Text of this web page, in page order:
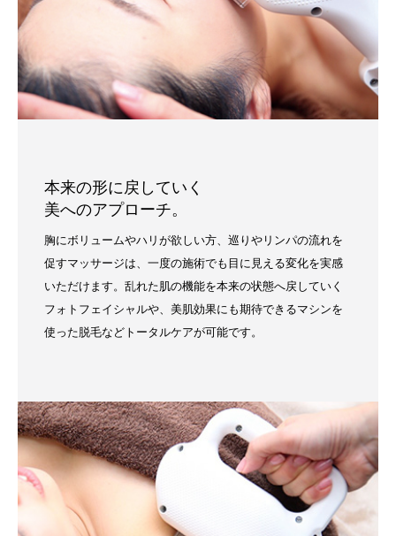
本来の形に戻していく
美へのアプローチ。
胸にボリュームやハリが欲しい方、巡りやリンパの流れを
促すマッサージは、一度の施術でも目に見える変化を実感
いただけます。乱れた肌の機能を本来の状態へ戻していく
フォトフェイシャルや、美肌効果にも期待できるマシンを
使った脱毛などトータルケアが可能です。